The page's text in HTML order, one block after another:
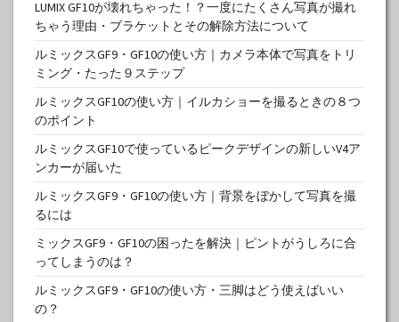
LUMIX GF10が壊れちゃった！？一度にたくさん写真が撮れ
ちゃう理由・ブラケットとその解除方法について
ルミックスGF9・GF10の使い方｜カメラ本体で写真をトリ
ミング・たった９ステップ
ルミックスGF10の使い方｜イルカショーを撮るときの８つ
のポイント
ルミックスGF10で使っているピークデザインの新しいV4ア
ンカーが届いた
ルミックスGF9・GF10の使い方｜背景をぼかして写真を撮
るには
ミックスGF9・GF10の困ったを解決｜ピントがうしろに合
ってしまうのは？
ルミックスGF9・GF10の使い方・三脚はどう使えばいい
の？